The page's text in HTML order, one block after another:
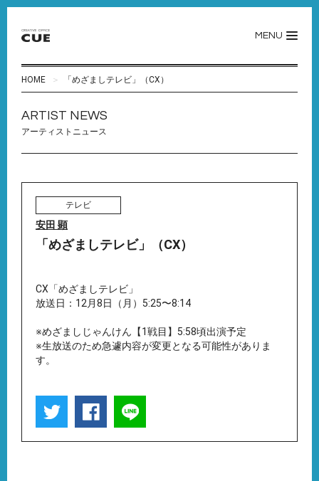
MENU
HOME 「めざましテレビ」（CX）
ARTIST NEWS
アーティストニュース
テレビ
安田 顕
「めざましテレビ」（CX）
CX「めざましテレビ」
放送日：12月8日（月）5:25〜8:14
※めざましじゃんけん【1戦目】5:58頃出演予定
※生放送のため急遽内容が変更となる可能性がありま
す。